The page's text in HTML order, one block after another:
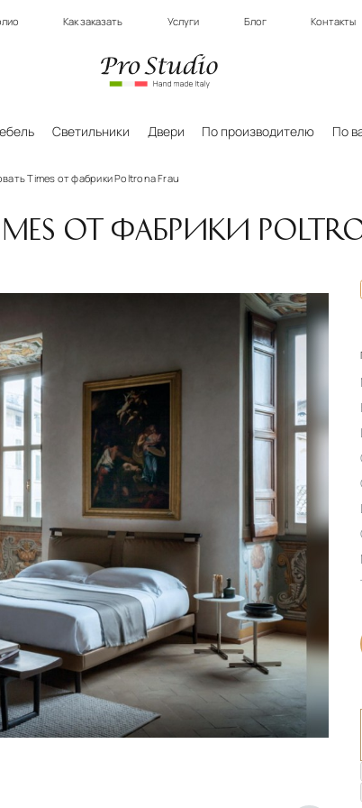
Как заказать Услуги Блог Контакты
Светильники Двери По производителю По
Times от фабрики Poltrona Frau
ОТ ФАБРИКИ